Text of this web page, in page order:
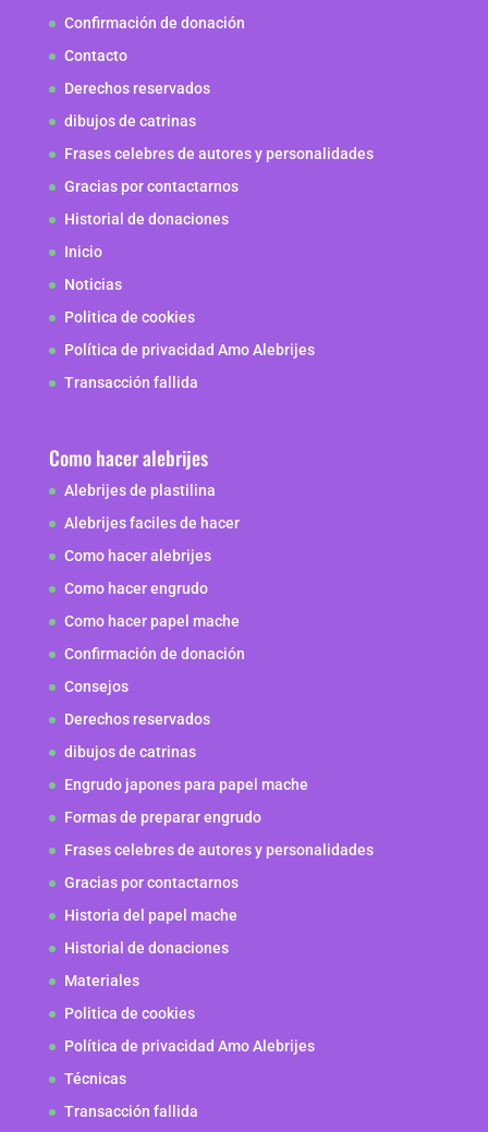
Confirmación de donación
Contacto
Derechos reservados
dibujos de catrinas
Frases celebres de autores y personalidades
Gracias por contactarnos
Historial de donaciones
Inicio
Noticias
Politica de cookies
Política de privacidad Amo Alebrijes
Transacción fallida
Como hacer alebrijes
Alebrijes de plastilina
Alebrijes faciles de hacer
Como hacer alebrijes
Como hacer engrudo
Como hacer papel mache
Confirmación de donación
Consejos
Derechos reservados
dibujos de catrinas
Engrudo japones para papel mache
Formas de preparar engrudo
Frases celebres de autores y personalidades
Gracias por contactarnos
Historia del papel mache
Historial de donaciones
Materiales
Politica de cookies
Política de privacidad Amo Alebrijes
Técnicas
Transacción fallida